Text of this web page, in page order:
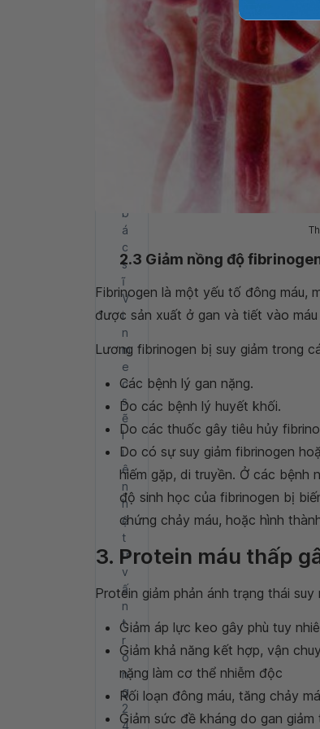
b
á
c
s
ĩ
V
i
n
m
e
c
s
ẽ
l
i
ê
n
h
ệ
t
ư
v
ấ
n
t
r
o
n
g
2
4
2.3 Giảm nồng độ
Fibrinogen là một yếu tố đông máu,
được sản xuất ở gan và tiết vào
Lương fibrinogen bị suy giảm trong
Các bệnh lý gan nặng.
Do các bệnh lý huyết khối.
Do các thuốc gây tiêu hủy
Do có sự suy giảm fibrinogen
hiếm gặp, di truyền. Ở các
độ sinh học của fibrinogen bị
chứng chảy máu, hoặc hình
3. Protein máu thấp
Protein giảm phản ánh trạng thái
Giảm áp lực keo gây phù tuy
Giảm khả năng kết hợp, vận
nặng làm cơ thể nhiễm độc
Rối loạn đông máu, tăng chảy
Giảm sức đề kháng do gan